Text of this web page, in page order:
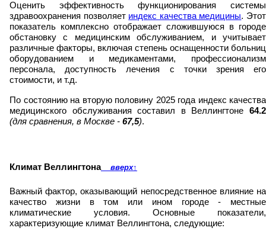
Оценить эффективность функционирования системы
здравоохранения позволяет индекс качества медицины. Этот
показатель комплексно отображает сложившуюся в городе
обстановку с медицинским обслуживанием, и учитывает
различные факторы, включая степень оснащенности больниц
оборудованием и медикаментами, профессионализм
персонала, доступность лечения с точки зрения его
стоимости, и т.д.
По состоянию на вторую половину 2025 года индекс качества
медицинского обслуживания составил в Веллингтоне 64.2
(для сравнения, в Москве - 67,5).
Климат Веллингтонавверх↑
Важный фактор, оказывающий непосредственное влияние на
качество жизни в том или ином городе - местные
климатические условия. Основные показатели,
характеризующие климат Веллингтона, следующие: